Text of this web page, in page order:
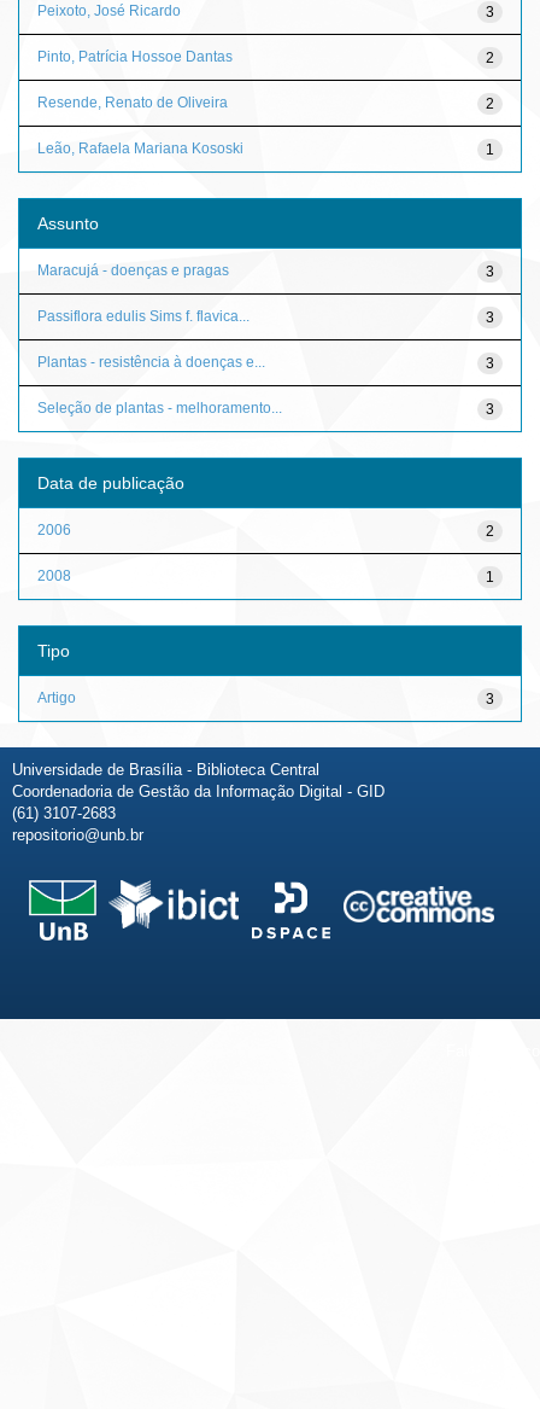
3
Peixoto, José Ricardo
2
Pinto, Patrícia Hossoe Dantas
2
Resende, Renato de Oliveira
1
Leão, Rafaela Mariana Kososki
Assunto
3
Maracujá - doenças e pragas
3
Passiflora edulis Sims f. flavica...
3
Plantas - resistência à doenças e...
3
Seleção de plantas - melhoramento...
Data de publicação
2
2006
1
2008
Tipo
3
Artigo
Universidade de Brasília - Biblioteca Central
Coordenadoria de Gestão da Informação Digital - GID
(61) 3107-2683
repositorio@unb.br